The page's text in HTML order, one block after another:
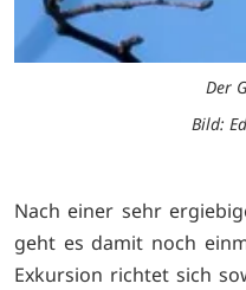
Der
Bild:
Nach einer sehr
geht es damit noch
Exkursion richtet sich